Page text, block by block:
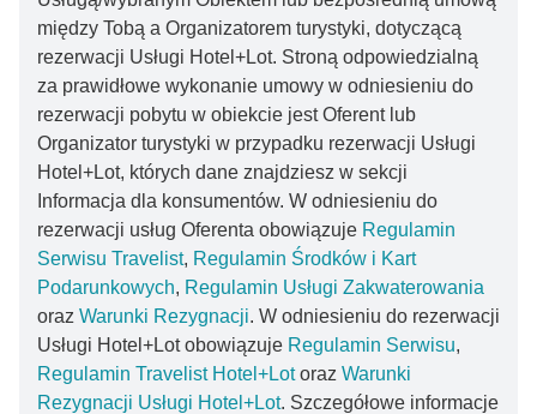
między Tobą a Organizatorem turystyki, dotyczącą
rezerwacji Usługi Hotel+Lot. Stroną odpowiedzialną
za prawidłowe wykonanie umowy w odniesieniu do
rezerwacji pobytu w obiekcie jest Oferent lub
Organizator turystyki w przypadku rezerwacji Usługi
Hotel+Lot, których dane znajdziesz w sekcji
Informacja dla konsumentów. W odniesieniu do
rezerwacji usług Oferenta obowiązuje Regulamin
Serwisu Travelist, Regulamin Środków i Kart
Podarunkowych, Regulamin Usługi Zakwaterowania
oraz Warunki Rezygnacji. W odniesieniu do rezerwacji
Usługi Hotel+Lot obowiązuje Regulamin Serwisu,
Regulamin Travelist Hotel+Lotoraz Warunki
Rezygnacji Usługi Hotel+Lot. Szczegółowe informacje